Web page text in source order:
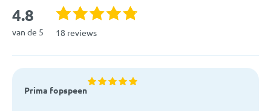
4.8
van de 5 18 reviews
Prima fopspeen